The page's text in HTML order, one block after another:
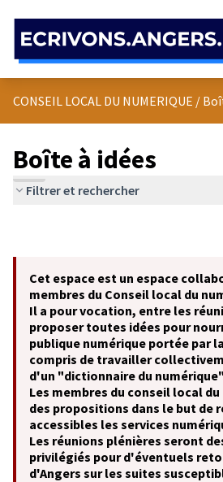
CONSEIL LOCAL DU NUMERIQUE /
Boîte à idées
Filtrer et rechercher
Cet espace est un espace
membres du Conseil local du
Il a pour vocation, entre les
proposer toutes idées pour
publique numérique portée par
compris de travailler
d'un "dictionnaire du
Les membres du conseil local
des propositions dans le but de
accessibles les services
Les réunions plénières seront
privilégiés pour d'éventuels
d'Angers sur les suites